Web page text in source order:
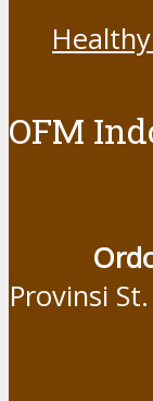
OFM
Provinsi